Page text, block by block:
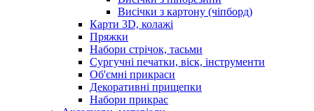
Висічки з картону (чіпборд)
Карти 3D, колажі
Пряжки
Набори стрічок, тасьми
Сургучні печатки, віск, інструменти
Об'ємні прикраси
Декоративні прищепки
Набори прикрас